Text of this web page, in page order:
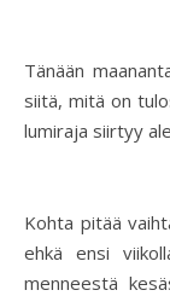
Tänään
siitä, mitä on
lumiraja siirtyy
Kohta pitää
ehkä ensi
menneestä